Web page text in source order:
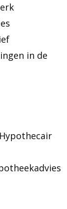
in de